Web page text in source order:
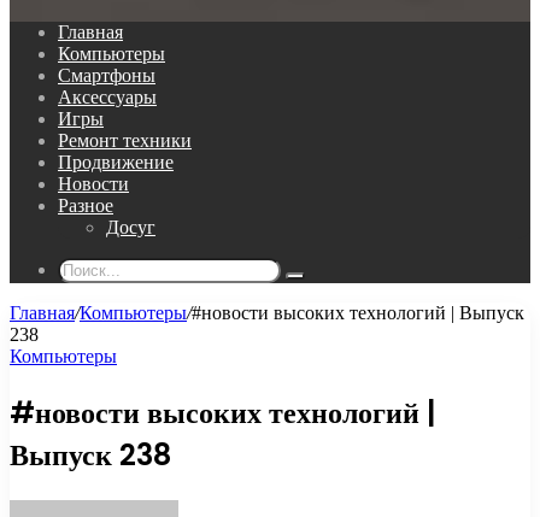
Главная
Компьютеры
Смартфоны
Аксессуары
Игры
Ремонт техники
Продвижение
Новости
Разное
Досуг
Поиск...
Главная/Компьютеры/#новости высоких технологий | Выпуск
238
Компьютеры
#новости высоких технологий |
Выпуск 238